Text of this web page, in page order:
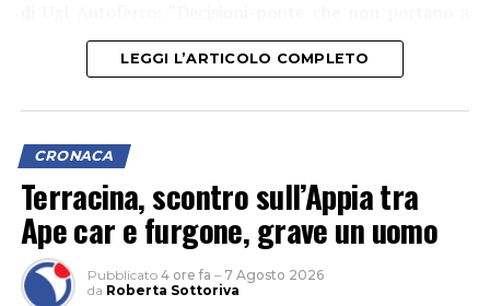
nulla”, afferma.
LEGGI L’ARTICOLO COMPLETO
CRONACA
Terracina, scontro sull’Appia tra
Ape car e furgone, grave un uomo
Pubblicato 4 ore fa – 7 Agosto 2026
da Roberta Sottoriva